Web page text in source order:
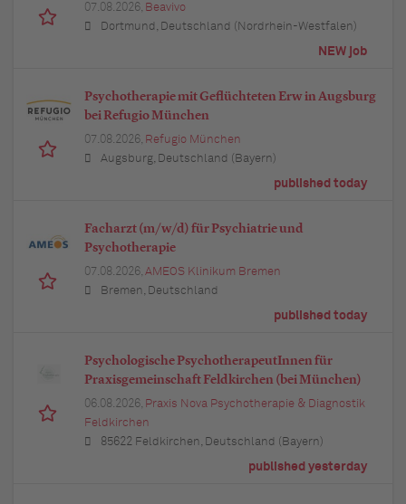
07.08.2026, Beavivo
Dortmund, Deutschland (Nordrhein-Westfalen)
NEW job
Psychotherapie mit Geflüchteten Erw in Augsburg
bei Refugio München
07.08.2026, Refugio München
Augsburg, Deutschland (Bayern)
published today
Facharzt (m/w/d) für Psychiatrie und
Psychotherapie
07.08.2026, AMEOS Klinikum Bremen
Bremen, Deutschland
published today
Psychologische PsychotherapeutInnen für
Praxisgemeinschaft Feldkirchen (bei München)
06.08.2026, Praxis Nova Psychotherapie & Diagnostik
Feldkirchen
85622 Feldkirchen, Deutschland (Bayern)
published yesterday